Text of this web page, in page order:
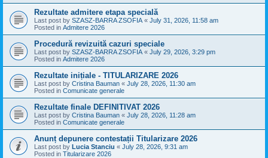
Rezultate admitere etapa specială
Last post by SZASZ-BARRA ZSOFIA « July 31, 2026, 11:58 am
Posted in Admitere 2026
Procedură revizuită cazuri speciale
Last post by SZASZ-BARRA ZSOFIA « July 29, 2026, 3:29 pm
Posted in Admitere 2026
Rezultate inițiale - TITULARIZARE 2026
Last post by Cristina Bauman « July 28, 2026, 11:30 am
Posted in Comunicate generale
Rezultate finale DEFINITIVAT 2026
Last post by Cristina Bauman « July 28, 2026, 11:28 am
Posted in Comunicate generale
Anunț depunere contestații Titularizare 2026
Last post by Lucia Stanciu « July 28, 2026, 9:31 am
Posted in Titularizare 2026